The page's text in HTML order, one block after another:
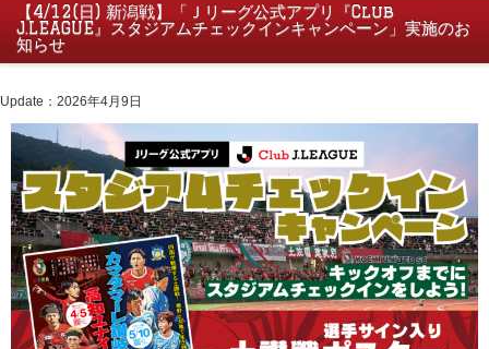
【4/12(日) 新潟戦】「Ｊリーグ公式アプリ『Club
J.LEAGUE』スタジアムチェックインキャンペーン」実施のお
知らせ
Update：2026年4月9日